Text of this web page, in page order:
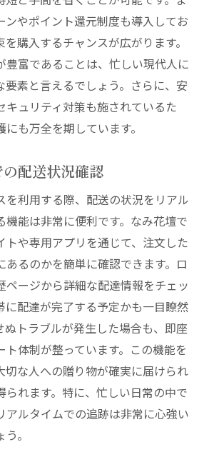
ンやポイント還元制度も導入してお
購入するチャンスが広がります。
豊富であることは、忙しい現代人に
要素と言えるでしょう。さらに、安
キュリティ対策も施されているた
も万全を期しています。
配送状況確認
を利用する際、配送の状況をリアル
機能は非常に便利です。なみ花壇で
トや専用アプリを通じて、注文した
あるのかを簡単に確認できます。ロ
ページから詳細な配達情報をチェッ
に配達が完了する予定かも一目瞭然
ぬトラブルが発生した場合も、即座
ト体制が整っています。この機能を
切な人への贈り物が確実に届けられ
られます。特に、忙しい日常の中で
アルタイムでの追跡は非常に心強い
。